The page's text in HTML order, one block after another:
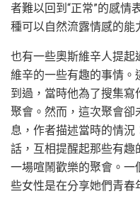
者難以回到“正常”的感情
種可以自然流露情感的能
也有一些奧斯維辛人提
維辛的一些有趣的事情。
到過，當時他為了搜集
聚會。然而，這次聚會
息，作者描述當時的情況
話，互相提醒起那些有趣
一場喧鬧歡樂的聚會。
些女性是在分享她們青春